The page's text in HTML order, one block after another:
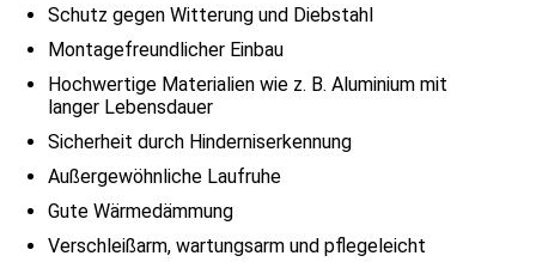
Schutz gegen Witterung und Diebstahl
Montagefreundlicher Einbau
Hochwertige Materialien wie z. B. Aluminium mit
langer Lebensdauer
Sicherheit durch Hinderniserkennung
Außergewöhnliche Laufruhe
Gute Wärmedämmung
Verschleißarm, wartungsarm und pflegeleicht